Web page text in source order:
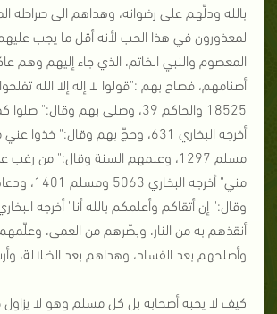
بالله ودلّهم على رضوانه، وهداهم الى صراطه
لمعذورون في هذا الحب لأنه أقل ما يجب
المعصوم والنبي الخاتم، الذي جاء إليهم وهم
أصنامهم، فصاح بهم :"قولوا لا إله إلا الله
18525 والحاكم 39، وصلى بهم وقال:"
أخرجه البخاري 631، وحجّ بهم وقال:"
مسلم 1297، وعلمهم السنة وقال:" من
مني" أخرجه
أنقذهم به من النار، وبصّرهم من العمى،
وأصلحهم بعد الفساد، وهداهم بعد الضلالة،
كيف لا يحبه أصحابه بل كل مسلم وهو لا يزاول